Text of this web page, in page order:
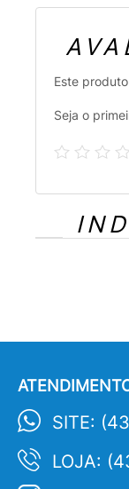
Este
Seja o
SITE:
LOJA: